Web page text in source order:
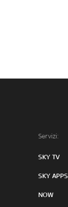
Servizi:
SKY TV
SKY APPS
NOW